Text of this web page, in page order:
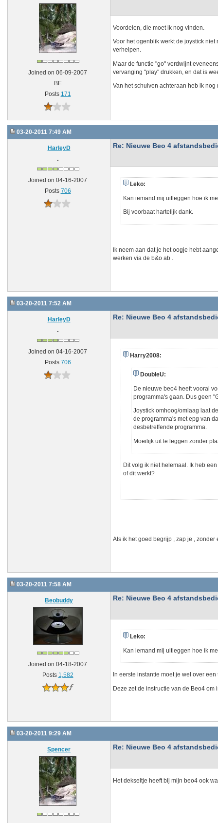
Joined on 06-09-2007
BE
Posts 171
Voordelen, die moet ik nog vinden.
Voor het ogenblik werkt de joystick
verhelpen.
Maar de functie "go" verdwijnt
vervanging "play" drukken, en dat is
Van het schuiven achteraan heb ik
03-20-2011 7:49 AM
HarleyD
Joined on 04-16-2007
Posts 706
Re: Nieuwe Beo 4
Leko:
Kan iemand mij uitleggen hoe ik
Bij voorbaat hartelijk dank.
Ik neem aan dat je het oogje hebt
werken via de b&o ab .
03-20-2011 7:52 AM
HarleyD
Joined on 04-16-2007
Posts 706
Re: Nieuwe Beo 4
Harry2008:
DoubleU:
De nieuwe beo4 heeft vooral
programma's gaan. Dus geen
Joystick omhoog/omlaag laat
de programma's met epg van
desbetreffende programma.
Moeilijk uit te leggen zonder
Dit volg ik niet helemaal. Ik heb
of dit werkt?
Als ik het goed begrijp , zap je , zonder
03-20-2011 7:58 AM
Beobuddy
Joined on 04-18-2007
Posts 1,582
Re: Nieuwe Beo 4
Leko:
Kan iemand mij uitleggen hoe ik
In eerste instantie moet je wel over
Deze zet de instructie van de Beo4
03-20-2011 9:29 AM
Spencer Re: Nieuwe Beo 4
Het dekseltje heeft bij mijn beo4 ook